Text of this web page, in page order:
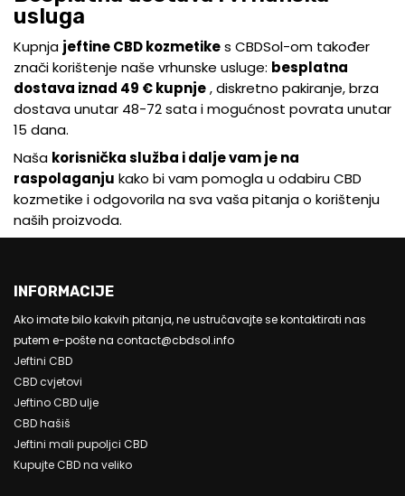
usluga
Kupnja jeftine CBD kozmetikes CBDSol-om također
znači korištenje naše vrhunske usluge: besplatna
dostava iznad 49 € kupnje, diskretno pakiranje, brza
dostava unutar 48-72 sata i mogućnost povrata unutar
15 dana.
Naša korisnička služba i dalje vam je na
raspolaganju kako bi vam pomogla u odabiru CBD
kozmetike i odgovorila na sva vaša pitanja o korištenju
naših proizvoda.
INFORMACIJE
Ako imate bilo kakvih pitanja, ne ustručavajte se kontaktirati nas
putem e-pošte na contact@cbdsol.info
Jeftini CBD
CBD cvjetovi
Jeftino CBD ulje
CBD hašiš
Jeftini mali pupoljci CBD
Kupujte CBD na veliko